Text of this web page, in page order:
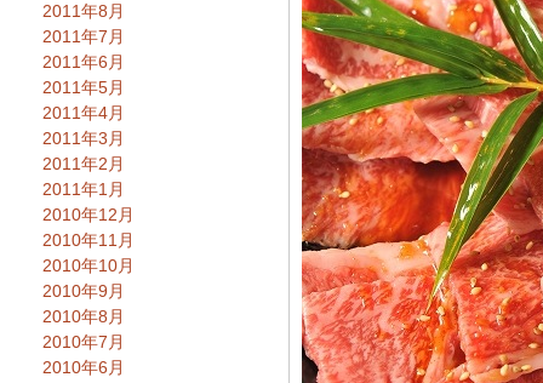
2011年8月
2011年7月
2011年6月
2011年5月
2011年4月
2011年3月
2011年2月
2011年1月
2010年12月
2010年11月
2010年10月
2010年9月
2010年8月
2010年7月
2010年6月